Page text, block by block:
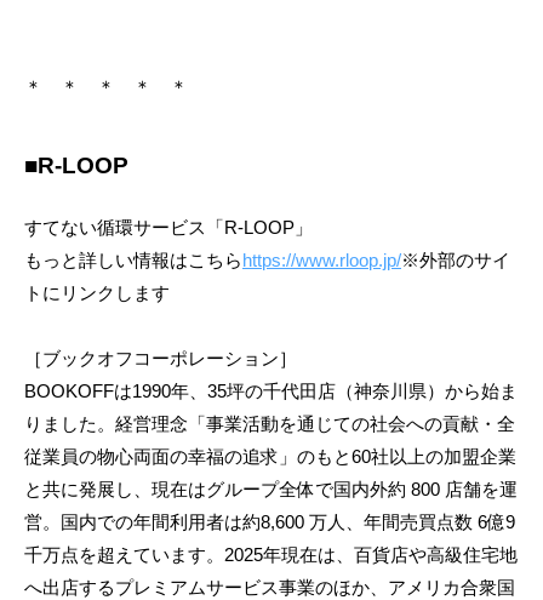
＊ ＊ ＊ ＊ ＊
■R-LOOP
すてない循環サービス「R-LOOP」
もっと詳しい情報はこちらhttps://www.rloop.jp/※外部のサイ
トにリンクします
［ブックオフコーポレーション］
BOOKOFFは1990年、35坪の千代田店（神奈川県）から始ま
りました。経営理念「事業活動を通じての社会への貢献・全
従業員の物心両面の幸福の追求」のもと60社以上の加盟企業
と共に発展し、現在はグループ全体で国内外約 800 店舗を運
営。国内での年間利用者は約8,600 万人、年間売買点数 6億9
千万点を超えています。2025年現在は、百貨店や高級住宅地
へ出店するプレミアムサービス事業のほか、アメリカ合衆国